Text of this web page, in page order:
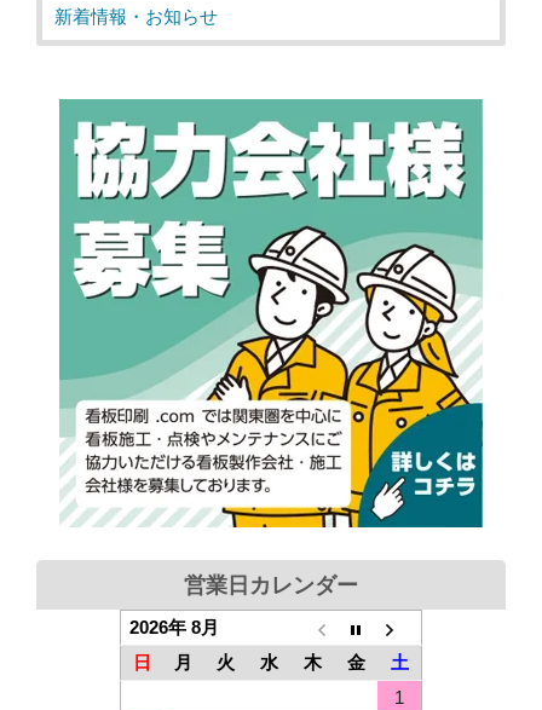
新着情報・お知らせ
営業日カレンダー
2026年 8月
日
月 火 水 木 金
土
1